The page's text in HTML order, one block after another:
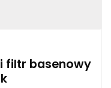
filtr basenowy